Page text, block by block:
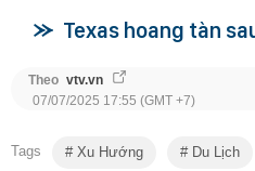
Texas hoang tàn
Theo vtv.vn
07/07/2025 17:55 (GMT +7)
Tags Xu Hướng Du Lịch